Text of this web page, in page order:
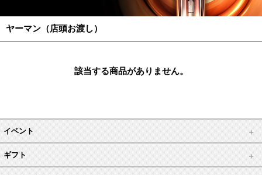
ヤーマン（店頭お渡し）
該当する商品がありません。
イベント
ギフト